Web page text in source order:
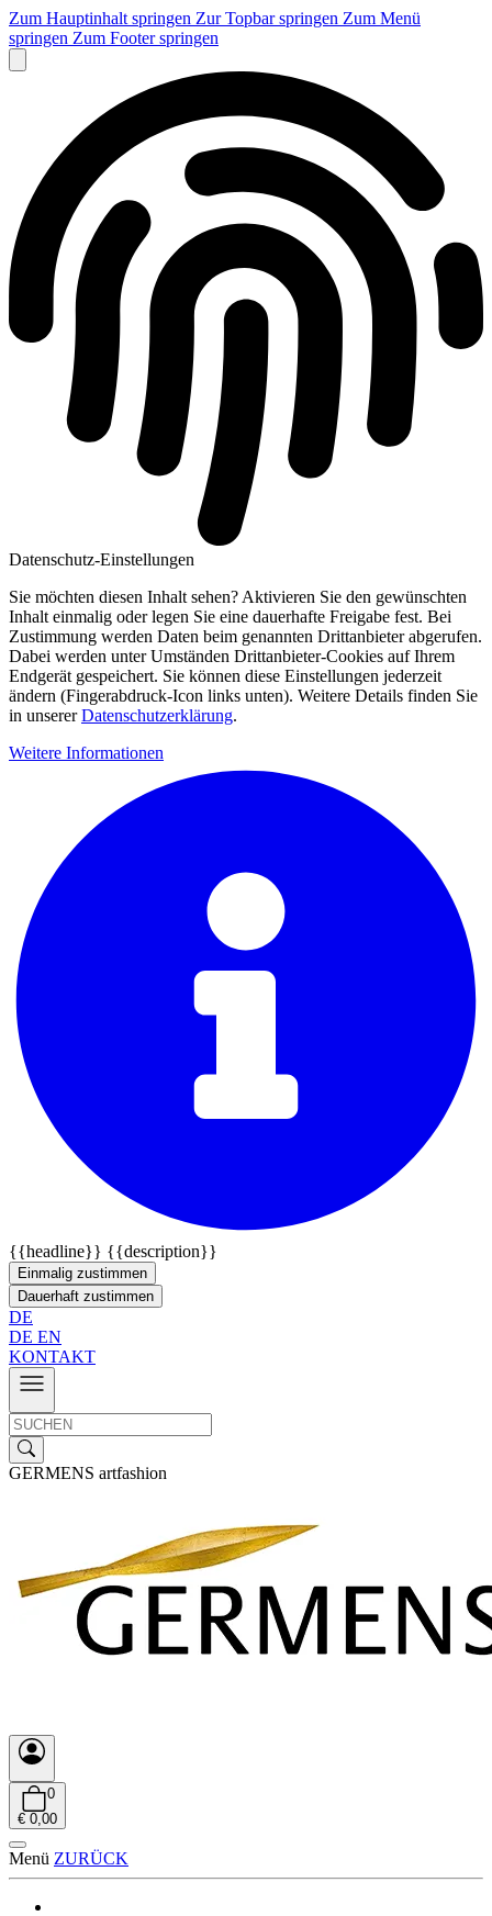
Zum Hauptinhalt springen Zur Topbar springen Zum Menü
springen Zum Footer springen
Datenschutz-Einstellungen
Sie möchten diesen Inhalt sehen? Aktivieren Sie den gewünschten
Inhalt einmalig oder legen Sie eine dauerhafte Freigabe fest. Bei
Zustimmung werden Daten beim genannten Drittanbieter abgerufen.
Dabei werden unter Umständen Drittanbieter-Cookies auf Ihrem
Endgerät gespeichert. Sie können diese Einstellungen jederzeit
ändern (Fingerabdruck-Icon links unten). Weitere Details finden Sie
in unsererDatenschutzerklärung.
Weitere Informationen
{{headline}} {{description}}
Einmalig zustimmen
Dauerhaft zustimmen
DE
DE EN
KONTAKT
GERMENS artfashion
0
€ 0,00
Menü ZURÜCK